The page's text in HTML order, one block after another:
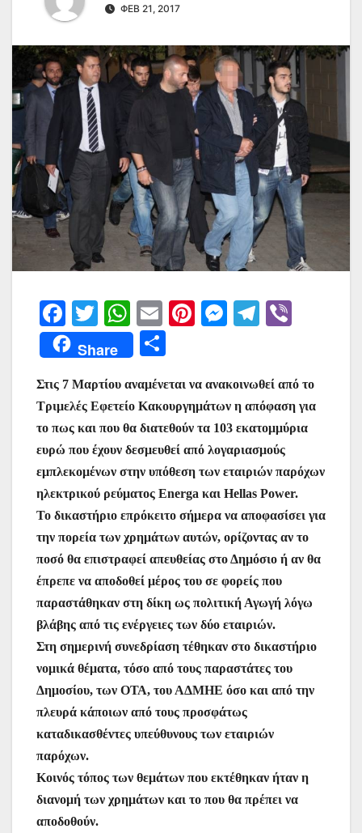
ΦΕΒ 21, 2017
F
a
c
e
b
o
o
k
T
w
itt
er
W
h
at
s
A
p
p
E
m
ai
l
Pi
e
st
M
s
e
n
g
er
T
gr
a
m
Share
ρ
α
σ
τε
ίτ
ε
Στις 7 Μαρτίου αναμένεται να ανακοινωθεί από το
Τριμελές Εφετείο Κακουργημάτων η απόφαση για
το πως και που θα διατεθούν τα 103 εκατομμύρια
ευρώ που έχουν δεσμευθεί από λογαριασμούς
εμπλεκομένων στην υπόθεση των εταιριών παρόχων
ηλεκτρικού ρεύματος Energa και Hellas Power.
Το δικαστήριο επρόκειτο σήμερα να αποφασίσει για
την πορεία των χρημάτων αυτών, ορίζοντας αν το
ποσό θα επιστραφεί απευθείας στο Δημόσιο ή αν θα
έπρεπε να αποδοθεί μέρος του σε φορείς που
παραστάθηκαν στη δίκη ως πολιτική Αγωγή λόγω
βλάβης από τις ενέργειες των δύο εταιριών.
Στη σημερινή συνεδρίαση τέθηκαν στο δικαστήριο
νομικά θέματα, τόσο από τους παραστάτες του
Δημοσίου, των ΟΤΑ, του ΑΔΜΗΕ όσο και από την
πλευρά κάποιων από τους προσφάτως
καταδικασθέντες υπεύθυνους των εταιριών
παρόχων.
Κοινός τόπος των θεμάτων που εκτέθηκαν ήταν η
διανομή των χρημάτων και το που θα πρέπει να
αποδοθούν.